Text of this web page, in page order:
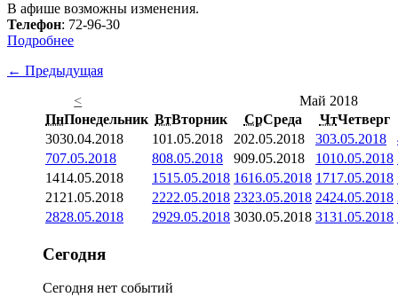
В афише возможны изменения.
Телефон: 72-96-30
Подробнее
← Предыдущая
<
Май 2018
ПнПонедельник ВтВторник СрСреда ЧтЧетверг
3030.04.2018 101.05.2018 202.05.2018 303.05.2018
707.05.2018 808.05.2018 909.05.2018 1010.05.2018
1414.05.2018 1515.05.2018 1616.05.2018 1717.05.2018
21 21.05.2018 2222.05.2018 2323.05.2018 2424.05.2018
2828.05.2018 2929.05.2018 3030.05.2018 3131.05.2018
Сегодня
Сегодня нет событий